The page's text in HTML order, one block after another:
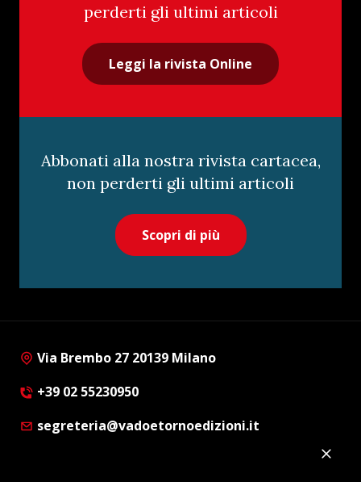
perderti gli ultimi articoli
Leggi la rivista Online
Abbonati alla nostra rivista cartacea,
non perderti gli ultimi articoli
Scopri di più
Via Brembo 27 20139 Milano
+39 02 55230950
segreteria@vadoetornoedizioni.it